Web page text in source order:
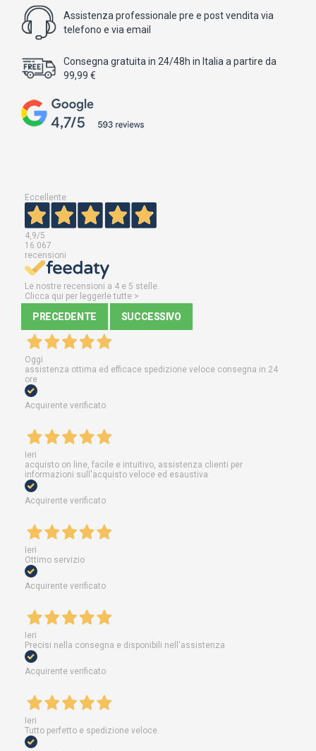
Assistenza professionale pre e post vendita via
telefono e via email
Consegna gratuita in 24/48h in Italia a partire da
99,99 €
Eccellente
4,9/5
16.067
recensioni
Le nostre recensioni a 4 e 5 stelle.
Clicca qui per leggerle tutte >
PRECEDENTE SUCCESSIVO
Oggi
assistenza ottima ed efficace spedizione veloce consegna in 24
ore
Acquirente verificato
Ieri
acquisto on line, facile e intuitivo, assistenza clienti per
informazioni sull'acquisto veloce ed esaustiva
Acquirente verificato
Ieri
Ottimo servizio
Acquirente verificato
Ieri
Precisi nella consegna e disponibili nell'assistenza
Acquirente verificato
Ieri
Tutto perfetto e spedizione veloce.